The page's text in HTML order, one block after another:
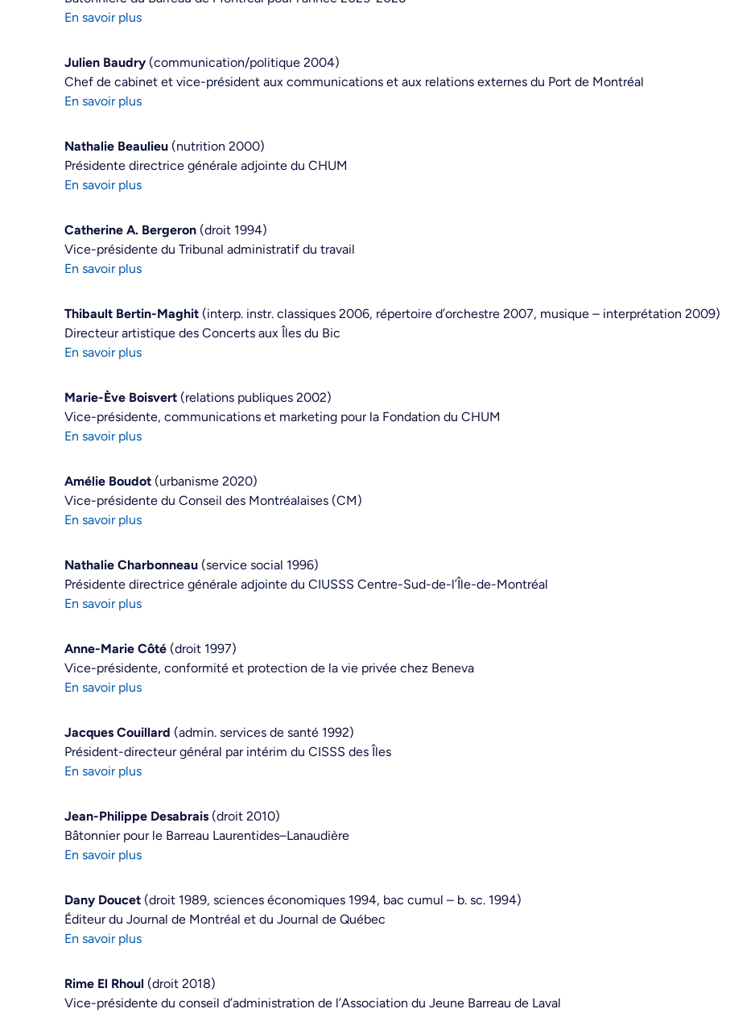
En savoir plus
Julien Baudry (communication/politique 2004)
Chef de cabinet et vice-président aux communications et aux relations externes du Port de Montréal
En savoir plus
Nathalie Beaulieu (nutrition 2000)
Présidente directrice générale adjointe du CHUM
En savoir plus
Catherine A. Bergeron (droit 1994)
Vice-présidente du Tribunal administratif du travail
En savoir plus
Thibault Bertin-Maghit (interp. instr. classiques 2006, répertoire d’orchestre 2007, musique – interprétation 2009)
Directeur artistique des Concerts aux Îles du Bic
En savoir plus
Marie-Ève Boisvert (relations publiques 2002)
Vice-présidente, communications et marketing pour la Fondation du CHUM
En savoir plus
Amélie Boudot (urbanisme 2020)
Vice-présidente du Conseil des Montréalaises (CM)
En savoir plus
Nathalie Charbonneau (service social 1996)
Présidente directrice générale adjointe du CIUSSS Centre-Sud-de-l’Île-de-Montréal
En savoir plus
Anne-Marie Côté (droit 1997)
Vice-présidente, conformité et protection de la vie privée chez Beneva
En savoir plus
Jacques Couillard (admin. services de santé 1992)
Président-directeur général par intérim du CISSS des Îles
En savoir plus
Jean-Philippe Desabrais (droit 2010)
Bâtonnier pour le Barreau Laurentides–Lanaudière
En savoir plus
Dany Doucet (droit 1989, sciences économiques 1994, bac cumul – b. sc. 1994)
Éditeur du Journal de Montréal et du Journal de Québec
En savoir plus
Rime El Rhoul (droit 2018)
Vice-présidente du conseil d’administration de l’Association du Jeune Barreau de Laval